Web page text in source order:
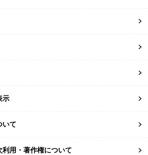
示
いて
用・著作権について